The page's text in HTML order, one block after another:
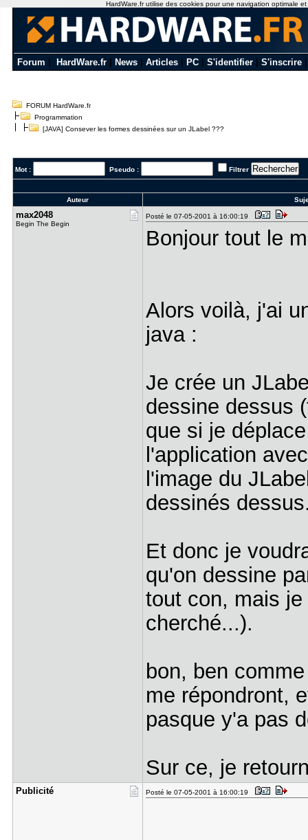
Forum HardWare.fr News Articles PC S'identifier S'inscrire
FORUM HardWare.fr
Programmation
[JAVA] Consever les formes dessinées sur un JLabel ???
Mot : Pseudo : Filtrer
Auteur
max2048
Begin The Begin
Posté le 07-05-2001 à 16:00:19
Bonjour tout le
Alors voilà, j'ai
java :
Je crée un
dessine dessus
que si je
l'application
l'image du
dessinés
Et donc je
qu'on dessine
tout con, mais
cherché...).
bon, ben
me répondront,
pasque y'a pas
Sur ce, je
Publicité Posté le 07-05-2001 à 16:00:19
HardWare.fr utilise des cookies pour une navigation optimale